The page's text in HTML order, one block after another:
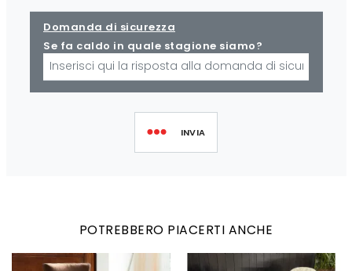
Domanda di sicurezza
Se fa caldo in quale stagione siamo?
INVIA
POTREBBERO PIACERTI ANCHE